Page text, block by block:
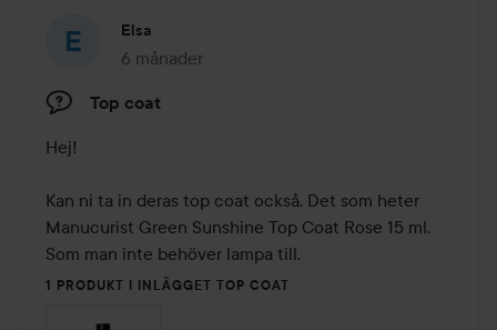
Elsa
6 månader
Inlägget skapades 6 månader
Top coat
Hej!
Kan ni ta in deras top coat också. Det som heter
Manucurist Green Sunshine Top Coat Rose 15 ml.
Som man inte behöver lampa till.
1 PRODUKT I INLÄGGET TOP COAT